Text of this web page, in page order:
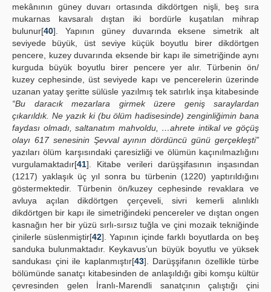
mekânının güney duvarı ortasında dikdörtgen nişli, beş sıra
mukarnas kavsaralı dıştan iki bordürle kuşatılan mihrap
bulunur[40]. Yapının güney duvarında eksene simetrik alt
seviyede büyük, üst seviye küçük boyutlu birer dikdörtgen
pencere, kuzey duvarında eksende bir kapı ile simetriğinde aynı
kurguda büyük boyutlu birer pencere yer alır. Türbenin ön/
kuzey cephesinde, üst seviyede kapı ve pencerelerin üzerinde
uzanan yatay şeritte sülüsle yazılmış tek satırlık inşa kitabesinde
“Bu daracık mezarlara girmek üzere geniş saraylardan
çıkarıldık. Ne yazık ki (bu ölüm hadisesinde) zenginliğimin bana
faydası olmadı, saltanatım mahvoldu, …ahrete intikal ve göçüş
olayı 617 senesinin Şevval ayının dördüncü günü gerçekleşti”
yazıları ölüm karşısındaki çaresizliği ve ölümün kaçınılmazlığını
vurgulamaktadır[41]. Kitabe verileri darüşşifasının inşasından
(1217) yaklaşık üç yıl sonra bu türbenin (1220) yaptırıldığını
göstermektedir. Türbenin ön/kuzey cephesinde revaklara ve
avluya açılan dikdörtgen çerçeveli, sivri kemerli alınlıklı
dikdörtgen bir kapı ile simetriğindeki pencereler ve dıştan ongen
kasnağın her bir yüzü sırlı-sırsız tuğla ve çini mozaik tekniğinde
çinilerle süslenmiştir[42]. Yapının içinde farklı boyutlarda on beş
sanduka bulunmaktadır. Keykavus’un büyük boyutlu ve yüksek
sandukası çini ile kaplanmıştır[43]. Darüşşifanın özellikle türbe
bölümünde sanatçı kitabesinden de anlaşıldığı gibi komşu kültür
çevresinden gelen İranlı-Marendli sanatçının çalıştığı çini